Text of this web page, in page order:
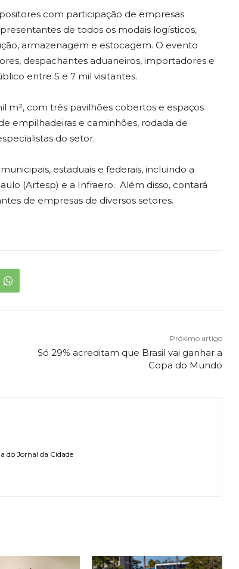
com participação de empresas
de todos os modais logísticos,
armazenagem e estocagem. O evento
despachantes aduaneiros, importadores e
entre 5 e 7 mil visitantes.
m², com três pavilhões cobertos e espaços
empilhadeiras e caminhões, rodada de
do setor.
estaduais e federais, incluindo a
(Artesp) e a Infraero. Além disso, contará
de empresas de diversos setores.
Próximo artigo
Só 29% acreditam que Brasil vai ganhar a
Copa do Mundo
do Jornal da Cidade